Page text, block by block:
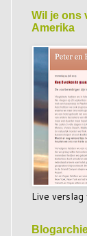
Wil je ons
Amerika
Live